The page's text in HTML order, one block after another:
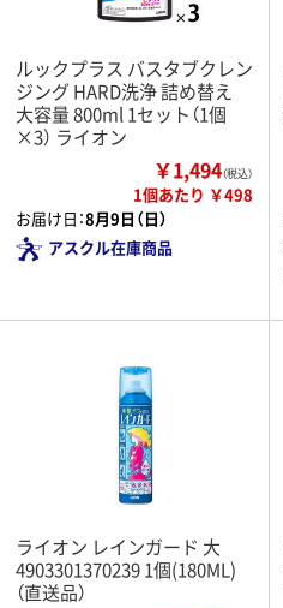
ルックプラス バスタブクレン
ジング HARD洗浄 詰め替え
大容量 800ml 1セット（1個
×3） ライオン
￥1,494（税込）
1個あたり ￥498
お届け日：8月9日（日）
アスクル在庫商品
ライオン レインガード 大
4903301370239 1個(180ML)
（直送品）